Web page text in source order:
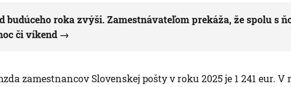
budúceho roka zvýši. Zamestnávateľom prekáža, že spolu s
či víkend
zamestnancov Slovenskej pošty v roku 2025 je 1 241 eur. V